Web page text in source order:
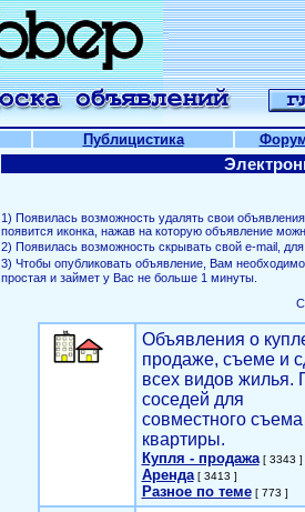
Публицистика
1) Появилась возможность удалять свои
появится иконка, нажав на которую объявление
2) Появилась возможность скрывать свой е-mail,
3) Чтобы опубликовать объявление, Вам
простая и займет у Вас не больше 1 минуты.
Объявления о
продаже, съеме и
всех видов жилья.
соседей для
совместного съема
квартиры.
Купля - продажа[ 3343 ]
Аренда[ 3413 ]
Разное по теме[ 773 ]